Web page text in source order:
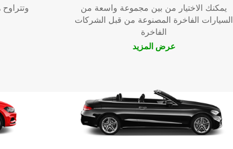
يمكنك الاختيار من بين مجموعة واسعة من
السيارات الفاخرة المصنوعة من قبل الشركات
الفاخرة
عرض المزيد